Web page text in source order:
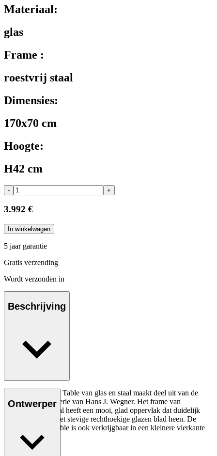
Materiaal:
glas
Frame :
roestvrij staal
Dimensies:
170x70 cm
Hoogte:
H42 cm
- +
3.992 €
In winkelwagen
5 jaar garantie
Gratis verzending
Wordt verzonden in
Beschrijving
De CH108 Coffee Table van glas en staal maakt deel uit van de
elegante CH100-serie van Hans J. Wegner. Het frame van
geborsteld vlakstaal heeft een mooi, glad oppervlak dat duidelijk
zichtbaar is door het stevige rechthoekige glazen blad heen. De
Wegner Coffee Table is ook verkrijgbaar in een kleinere vierkante
versie; CH106.
Ontwerper